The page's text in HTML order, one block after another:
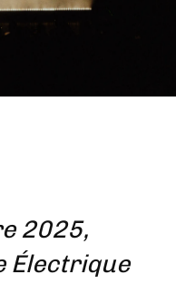
2025,
Électrique